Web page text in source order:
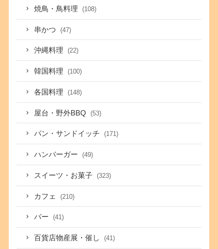
焼鳥・鳥料理 (108)
串かつ (47)
沖縄料理 (22)
韓国料理 (100)
各国料理 (148)
屋台・野外BBQ (53)
パン・サンドイッチ (171)
ハンバーガー (49)
スイーツ・お菓子 (323)
カフェ (210)
バー (41)
百貨店物産展・催し (41)